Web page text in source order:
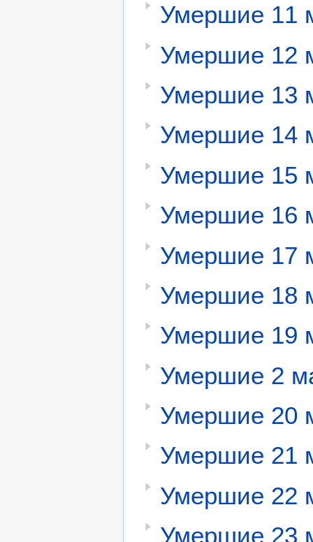
Умершие 11
Умершие 12
Умершие 13
Умершие 14
Умершие 15
Умершие 16
Умершие 17
Умершие 18
Умершие 19
Умершие 2
Умершие 20
Умершие 21
Умершие 22
Умершие 23